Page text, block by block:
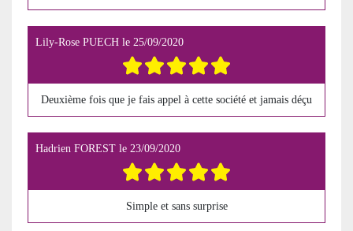
Lily-Rose PUECH le 25/09/2020
Deuxième fois que je fais appel à cette société et jamais déçu
Hadrien FOREST le 23/09/2020
Simple et sans surprise